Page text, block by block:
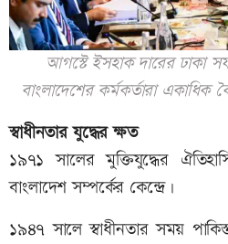
আগস্টে ইসহাক দারের ঢাকা
বাংলাদেশের কর্মকর্তারা
স্বাধীনতার যুদ্ধের ক্ষত
১৯৭১ সালের মুক্তিযুদ্ধের
বাংলাদেশ সম্পর্কের কেন্দ্রে।
১৯৪৭ সালে স্বাধীনতার সময়